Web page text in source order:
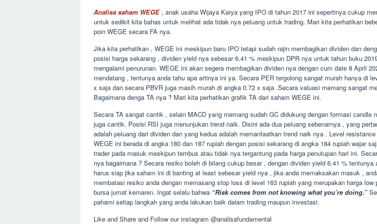
Analisa saham WEGE, anak usaha Wijaya Karya yang IPO di tahun 2017 ini sepertinya cukup
untuk sedikit kita bahas untuk melihat ada tidak nya peluang untuk trading. Mari kita perhatikan
poin WEGE secara FA nya.
Jika kita perhatikan , WEGE ini meskipun baru IPO tetapi sudah rajin membagikan dividen dan
posisi harga sekarang , dividen yield nya sebesar 6.41 % meskipun DPR nya untuk tahun buku
mengalami penurunan. WEGE ini akan segera membagikan dividen nya dengan cum date 8 April
mendatang , tentunya anda tahu apa artinya ini ya. Secara PER tergolong sangat murah hanya di
x saja dan secara PBVR juga masih murah di angka 0.72 x saja .Secara valuasi memang sangat
Bagaimana denga TA nya ? Mari kita perhatikan grafik TA dari saham WEGE ini.
Secara TA sangat cantik , selain MACD yang memang sudah GC didukung dengan formasi candle
juga cantik. Posisi RSI juga menunjukan trend naik. Disini ada dua peluang sebenarnya , yang
adalah peluang dari dividen dan yang kedua adalah memanfaatkan trend naik nya . Level
WEGE ini berada di angka 180 dan 187 rupiah dengan posisi sekarang di angka 184 rupiah wajar
trader pada masuk meskipun tembus atau tidak nya tergantung pada harga penutupan hari ini.
nya bagaimana ? Secara resiko boleh di bilang cukup besar , dengan dividen yield 6.41 % tentunya
harus siap jika saham ini di banting at least sebesar yield nya , jika anda memaksakan masuk ,
membatasi resiko anda dengan memasang stop loss di level 163 rupiah yang merupakan harga low
bursa jumat kemaren. Ingat selalu bahwa “Risk comes from not knowing what you’re doing.”
pahami setiap langkah yang anda lakukan baik dalam trading maupun investasi.
Like and Share and Follow our instagram @analisafundamental